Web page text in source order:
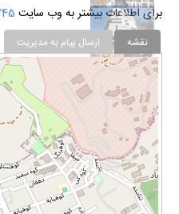
برای اطلاعات بیشتر به وب سایت
نقشه ارسال پیام به مدیریت